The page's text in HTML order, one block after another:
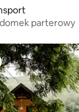
domek parterowy